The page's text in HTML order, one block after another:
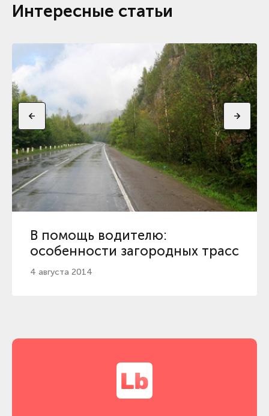
Интересные статьи
В помощь водителю:
особенности загородных трасс
4 августа 2014